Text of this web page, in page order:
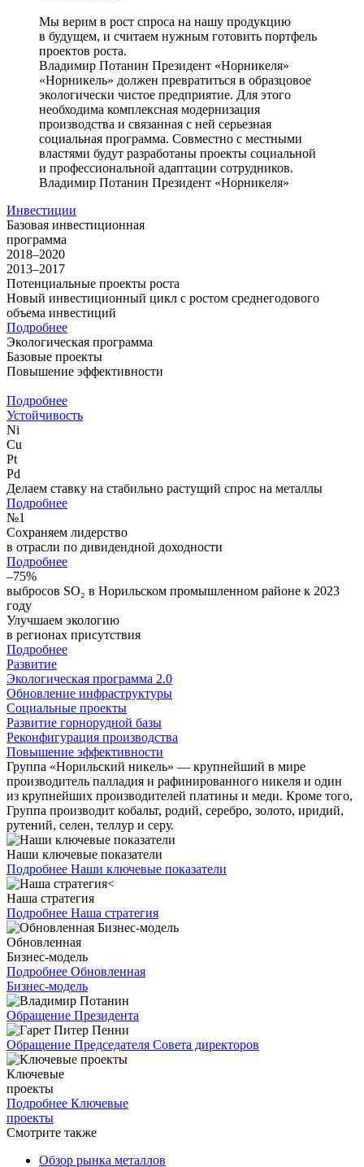
Мы верим в рост спроса на нашу продукцию
в будущем, и считаем нужным готовить портфель
проектов роста.
Владимир Потанин Президент «Норникеля»
«Норникель» должен превратиться в образцовое
экологически чистое предприятие. Для этого
необходима комплексная модернизация
производства и связанная с ней серьезная
социальная программа. Совместно с местными
властями будут разработаны проекты социальной
и профессиональной адаптации сотрудников.
Владимир Потанин Президент «Норникеля»
Инвестиции
Базовая инвестиционная
программа
2018–2020
2013–2017
Потенциальные проекты роста
Новый инвестиционный цикл с ростом среднегодового
объема инвестиций
Подробнее
Экологическая программа
Базовые проекты
Повышение эффективности
Подробнее
Устойчивость
Ni
Cu
Pt
Pd
Делаем ставку на стабильно растущий спрос на металлы
Подробнее
№1
Сохраняем лидерство
в отрасли по дивидендной доходности
Подробнее
–75%
выбросов SO₂ в Норильском промышленном районе к 2023
году
Улучшаем экологию
в регионах присутствия
Подробнее
Развитие
Экологическая программа 2.0
Обновление инфраструктуры
Социальные проекты
Развитие горнорудной базы
Реконфигурация производства
Повышение эффективности
Группа «Норильский никель» — крупнейший в мире
производитель палладия и рафинированного никеля и один
из крупнейших производителей платины и меди. Кроме того,
Группа производит кобальт, родий, серебро, золото, иридий,
рутений, селен, теллур и серу.
Наши ключевые показатели
Подробнее Наши ключевые показатели
Наша стратегия
Подробнее Наша стратегия
Обновленная
Бизнес-модель
Подробнее Обновленная
Бизнес-модель
Обращение Президента
Обращение Председателя Совета директоров
Ключевые
проекты
Подробнее Ключевые
проекты
Смотрите также
Обзор рынка металлов